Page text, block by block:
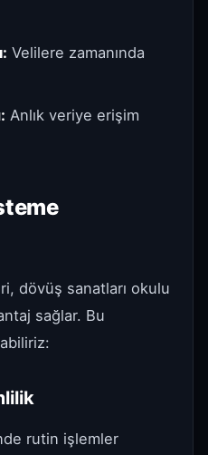
Velilere zamanında
Anlık veriye erişim
dövüş sanatları okulu
sağlar. Bu
rutin işlemler